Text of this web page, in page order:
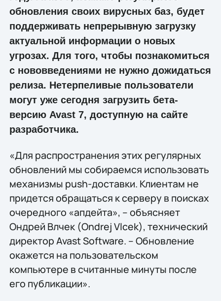
обновления своих вирусных баз, будет
поддерживать непрерывную загрузку
актуальной информации о новых
угрозах. Для того, чтобы познакомиться
с нововведениями не нужно дожидаться
релиза. Нетерпеливые пользователи
могут уже сегодня загрузить бета-
версию Avast 7, доступную на сайте
разработчика.
«Для распространения этих регулярных
обновлений мы собираемся использовать
механизмы push-доставки. Клиентам не
придется обращаться к серверу в поисках
очередного «апдейта», – объясняет
Ондрей Влчек (Ondrej Vlcek), технический
директор Avast Software. – Обновление
окажется на пользовательском
компьютере в считанные минуты после
его публикации».